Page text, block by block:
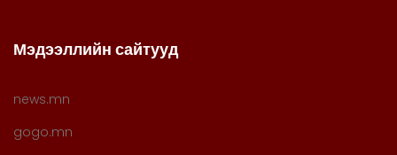
Мэдээллийн сайтууд
news.mn
gogo.mn